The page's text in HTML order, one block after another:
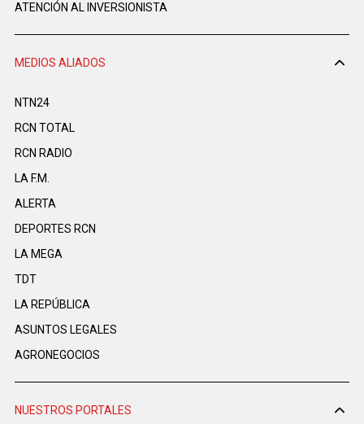
ATENCIÓN AL INVERSIONISTA
MEDIOS ALIADOS
NTN24
RCN TOTAL
RCN RADIO
LA F.M.
ALERTA
DEPORTES RCN
LA MEGA
TDT
LA REPÚBLICA
ASUNTOS LEGALES
AGRONEGOCIOS
NUESTROS PORTALES